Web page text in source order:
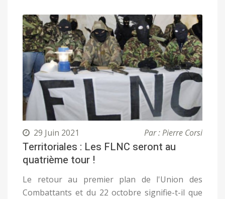
29 Juin 2021 Par : Pierre Corsi
Territoriales : Les FLNC seront au
quatrième tour !
Le retour au premier plan de l'Union des
Combattants et du 22 octobre signifie-t-il que